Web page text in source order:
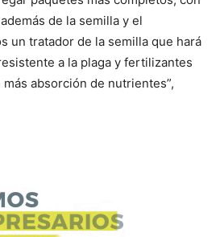
de la semilla y el
un tratador de la semilla que hará
a la plaga y fertilizantes
absorción de nutrientes”,